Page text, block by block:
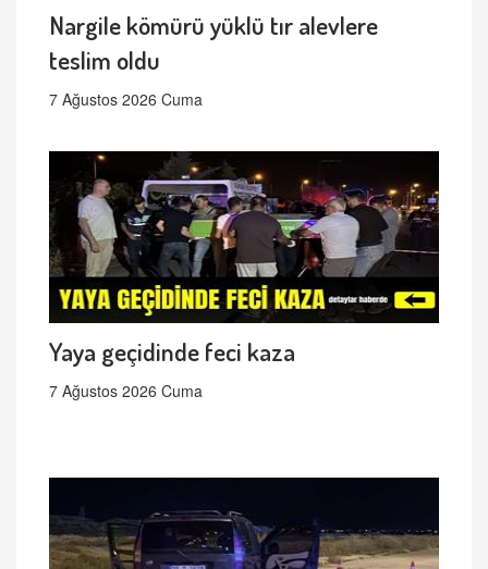
Nargile kömürü yüklü tır alevlere
teslim oldu
7 Ağustos 2026 Cuma
Yaya geçidinde feci kaza
7 Ağustos 2026 Cuma